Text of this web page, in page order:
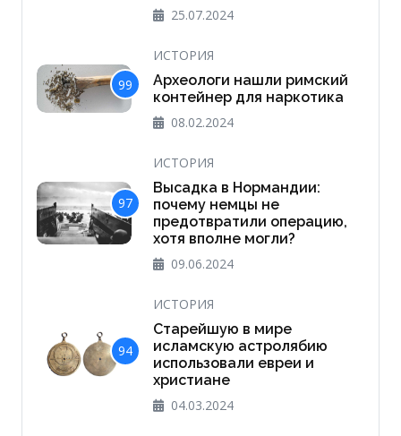
25.07.2024
99
ИСТОРИЯ
Археологи нашли римский
контейнер для наркотика
08.02.2024
97
ИСТОРИЯ
Высадка в Нормандии:
почему немцы не
предотвратили операцию,
хотя вполне могли?
09.06.2024
94
ИСТОРИЯ
Старейшую в мире
исламскую астролябию
использовали евреи и
христиане
04.03.2024